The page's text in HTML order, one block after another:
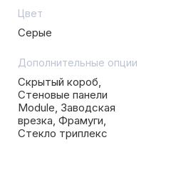
Цвет
Серые
Дополнительные опции
Скрытый короб,
Стеновые панели
Module, Заводская
врезка, Фрамуги,
Стекло триплекс